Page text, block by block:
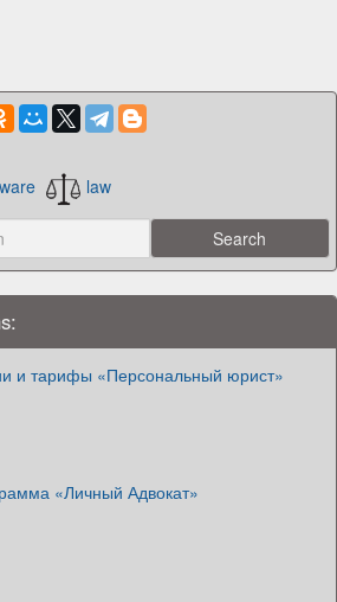
law
и тарифы «Персональный юрист»
«Личный Адвокат»